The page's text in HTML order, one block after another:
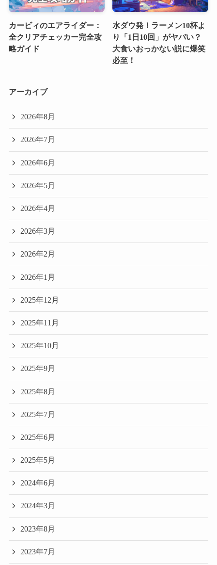
カービィのエアライダー：
全クリアチェッカー完全攻
略ガイド
水ダウ発！ラーメン10杯よ
り「1日10回」がヤバい？
大食いおっかない説に爆笑
必至！
アーカイブ
2026年8月
2026年7月
2026年6月
2026年5月
2026年4月
2026年3月
2026年2月
2026年1月
2025年12月
2025年11月
2025年10月
2025年9月
2025年8月
2025年7月
2025年6月
2025年5月
2024年6月
2024年3月
2023年8月
2023年7月